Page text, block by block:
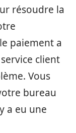
résoudre la
paiement a
client
Vous
bureau
a eu une